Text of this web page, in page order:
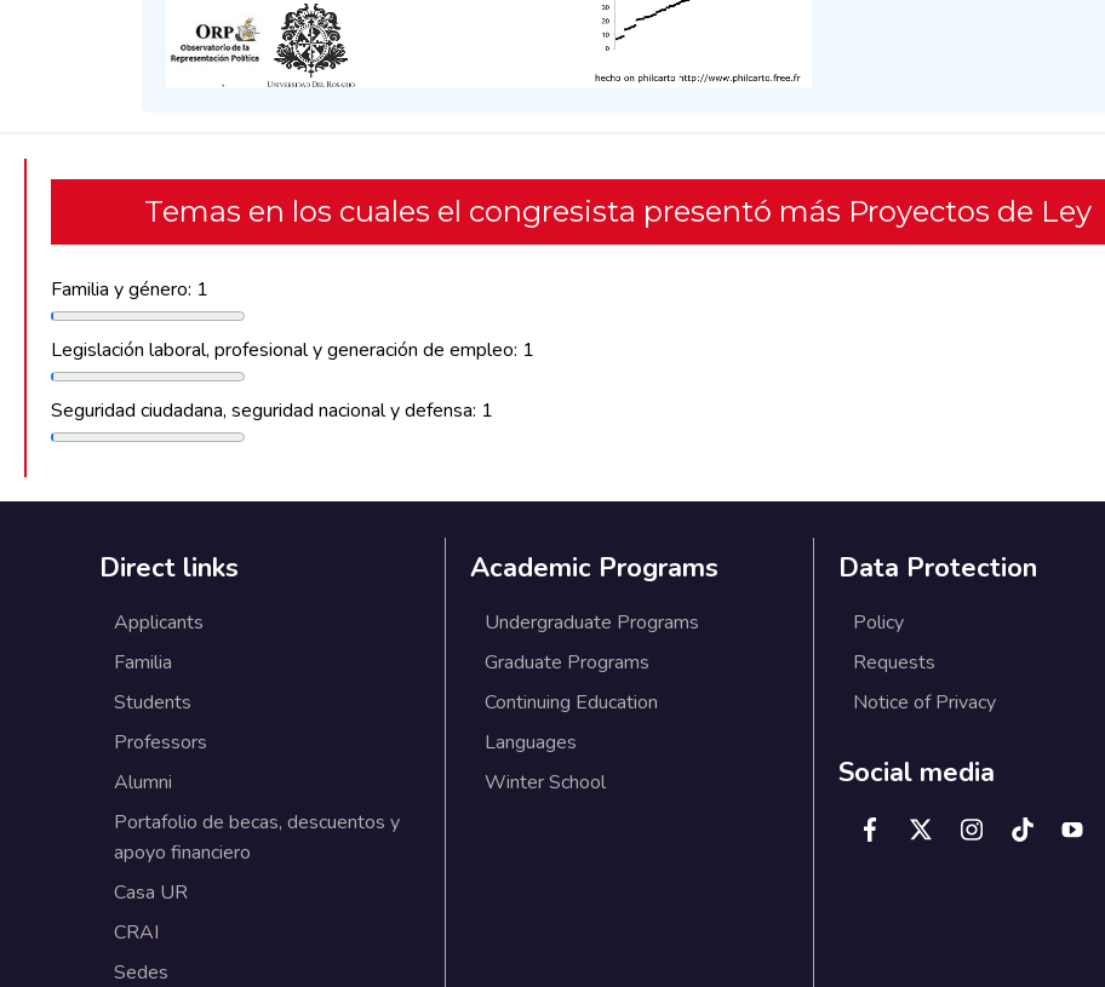
Temas en los cuales el congresista presentó más Proyectos de Ley
Familia y género: 1
Legislación laboral, profesional y generación de empleo: 1
Seguridad ciudadana, seguridad nacional y defensa: 1
Direct links
Applicants
Familia
Students
Professors
Alumni
Portafolio de becas, descuentos y
apoyo financiero
Casa UR
CRAI
Sedes
Academic Programs
Undergraduate Programs
Graduate Programs
Continuing Education
Languages
Winter School
Data Protection
Policy
Requests
Notice of Privacy
Social media